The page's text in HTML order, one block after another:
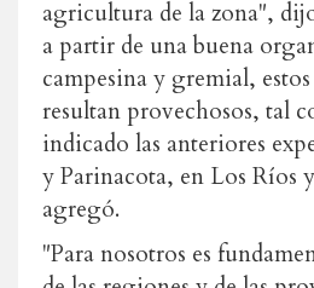
agricultura de la zona",
a partir de una buena
campesina y gremial,
resultan provechosos, tal
indicado las anteriores
y Parinacota, en Los Ríos
agregó.
"Para nosotros es